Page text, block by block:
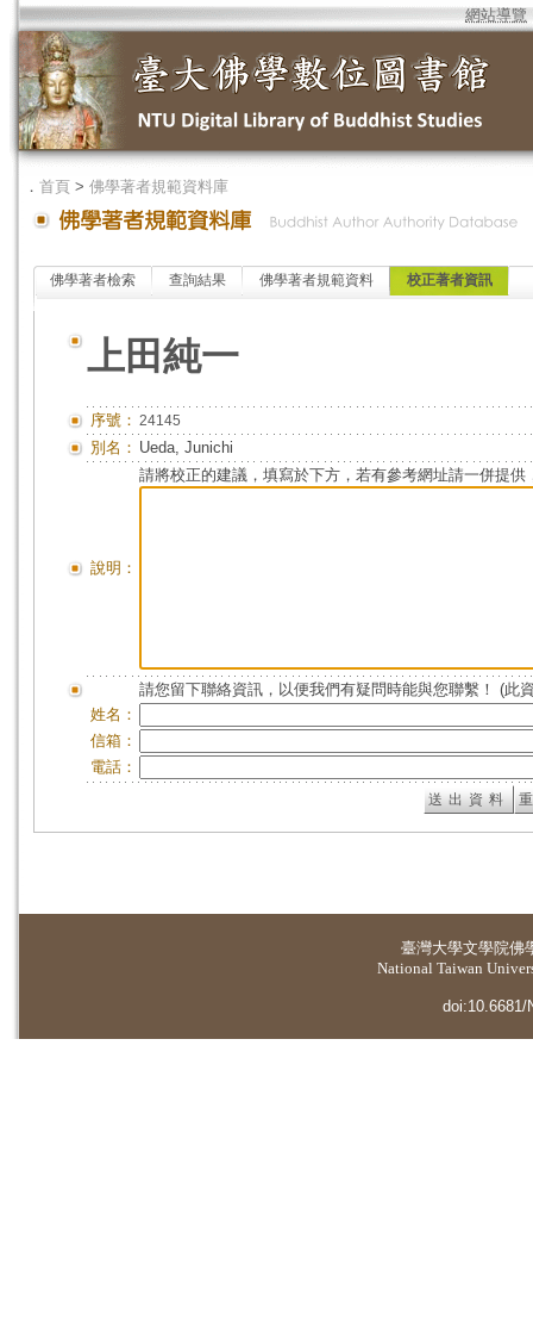
網站導覽
． 首頁 > 佛學著者規範資料庫
佛學著者檢索 查詢結果 佛學著者規範資料 校正著者資訊
上田純一
序號： 24145
別名： Ueda, Junichi
說明：
請將校正的建議，填寫於下方，若有參考網址請一併提供
請您留下聯絡資訊，以便我們有疑問時能與您聯繫！ (此
姓名：
信箱：
電話：
臺灣大學文學院佛
National Taiwan
doi:10.6681/